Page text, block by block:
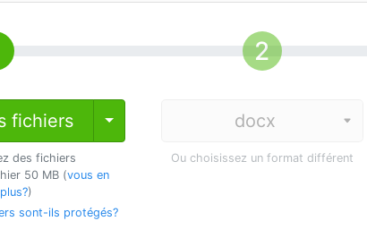
fichiers Toggle Dropdown
des fichiers
50 MB (vous en
)
sont-ils protégés?
Ou choisissez un format différent